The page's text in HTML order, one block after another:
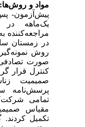
مواد وروش‌ها:
پیش‌آزمون-
یک‌ماهه در
مراجعه‌کننده
روش
کنترل قرار
صمیمیت
پرسش‌نامه
تمامی
مقیاس
تکمیل